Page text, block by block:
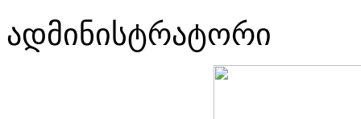
ადმინისტრატორი